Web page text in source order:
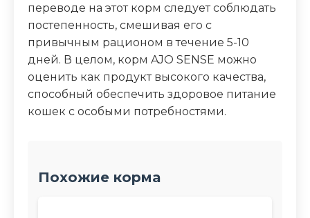
переводе на этот корм следует соблюдать
постепенность, смешивая его с
привычным рационом в течение 5-10
дней. В целом, корм AJO SENSE можно
оценить как продукт высокого качества,
способный обеспечить здоровое питание
кошек с особыми потребностями.
Похожие корма